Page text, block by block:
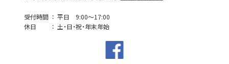
受付時間
平日 9:00～17:00
休日
土・日・祝・年末年始